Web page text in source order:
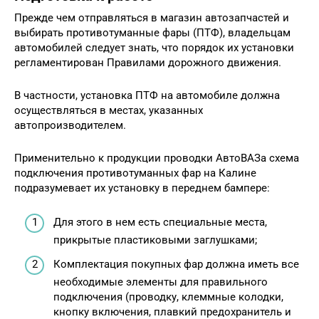
Прежде чем отправляться в магазин автозапчастей и
выбирать противотуманные фары (ПТФ), владельцам
автомобилей следует знать, что порядок их установки
регламентирован Правилами дорожного движения.
В частности, установка ПТФ на автомобиле должна
осуществляться в местах, указанных
автопроизводителем.
Применительно к продукции проводки АвтоВАЗа схема
подключения противотуманных фар на Калине
подразумевает их установку в переднем бампере:
Для этого в нем есть специальные места,
прикрытые пластиковыми заглушками;
Комплектация покупных фар должна иметь все
необходимые элементы для правильного
подключения (проводку, клеммные колодки,
кнопку включения, плавкий предохранитель и